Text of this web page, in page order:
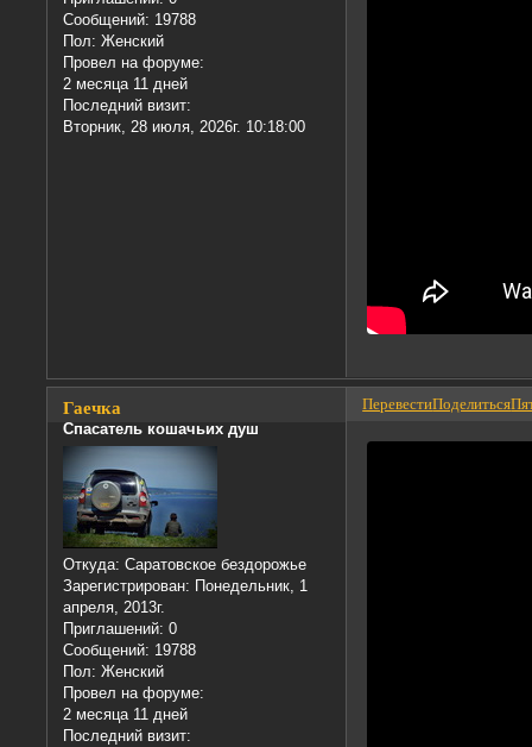
Сообщений: 19788
Пол: Женский
Провел на форуме:
2 месяца 11 дней
Последний визит:
Вторник, 28 июля, 2026г. 10:18:00
ПеревестиПоделиться
Гаечка
Спасатель кошачьих душ
Откуда: Саратовское бездорожье
Зарегистрирован: Понедельник, 1
апреля, 2013г.
Приглашений: 0
Сообщений: 19788
Пол: Женский
Провел на форуме:
2 месяца 11 дней
Последний визит: